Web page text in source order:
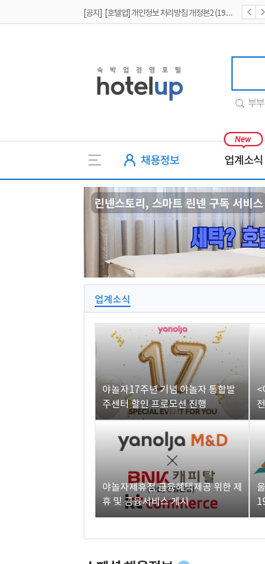
[공지] [호텔업] 개인정보 처리방침 개정본1 (19.09.02)
부
채용정보 업계소식
업계소식
야놀자17주년 기념 야놀자 통합발
주센터 할인 프로모션 진행
<
야놀자제휴점 금융혜택제공 위한 제
휴 및 금융서비스 게시